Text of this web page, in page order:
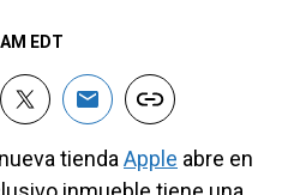
EDT
tienda Apple abre en